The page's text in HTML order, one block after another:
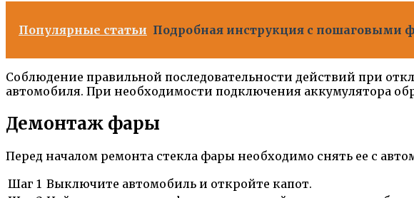
Популярные статьи Подробная инструкция с пошаговыми
Соблюдение правильной последовательности действий при
автомобиля. При необходимости подключения аккумулятора
Демонтаж фары
Перед началом ремонта стекла фары необходимо снять ее с
Шаг 1 Выключите автомобиль и откройте капот.